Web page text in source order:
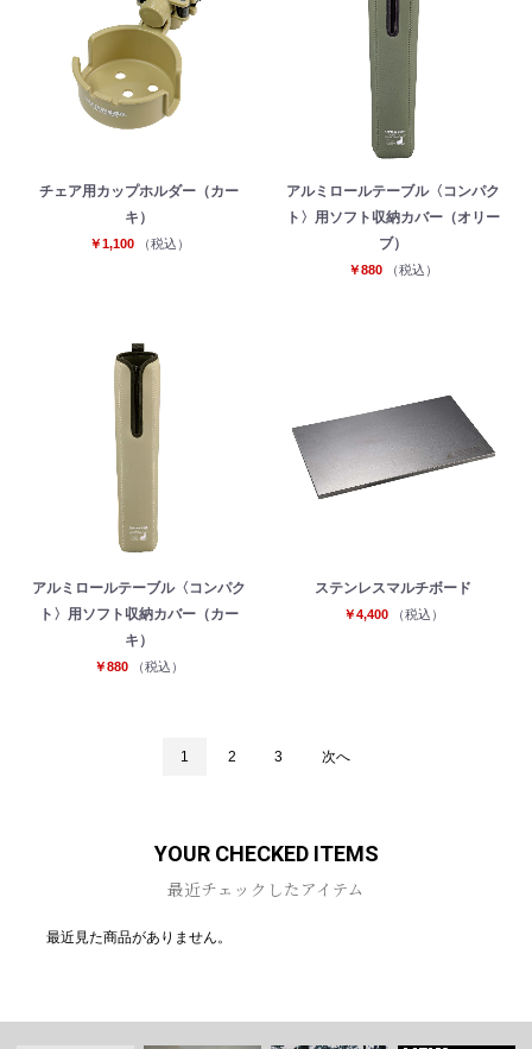
チェア用カップホルダー（カー
キ）
￥1,100 （税込）
アルミロールテーブル〈コンパク
ト〉用ソフト収納カバー（オリー
ブ）
￥880 （税込）
アルミロールテーブル〈コンパク
ト〉用ソフト収納カバー（カー
キ）
￥880 （税込）
ステンレスマルチボード
￥4,400 （税込）
1 2 3 次へ
YOUR CHECKED ITEMS
最近チェックしたアイテム
最近見た商品がありません。